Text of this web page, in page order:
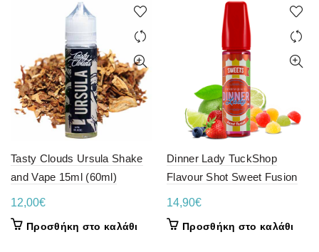
Tasty Clouds Ursula Shake
and Vape 15ml (60ml)
12,00€
Προσθήκη στο καλάθι
Dinner Lady TuckShop
Flavour Shot Sweet Fusion
14,90€
Προσθήκη στο καλάθι